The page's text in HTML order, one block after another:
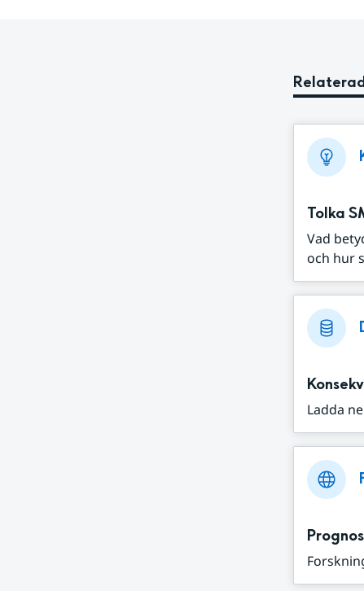
Tolka
Vad
och hur
Ladda